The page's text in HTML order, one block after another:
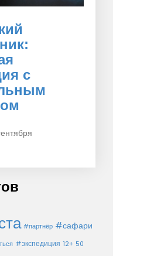
с
#партнёр #сафари
#экспедиция 12+ 50